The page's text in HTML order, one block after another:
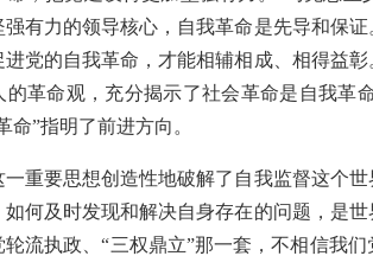
强有力的领导核心，自我革命是先导和保
进党的自我革命，才能相辅相成、相得益
的革命观，充分揭示了社会革命是自我革
命”指明了前进方向。
要思想创造性地破解了自我监督这个世
如何及时发现和解决自身存在的问题，是
轮流执政、“三权鼎立”那一套，不相信我